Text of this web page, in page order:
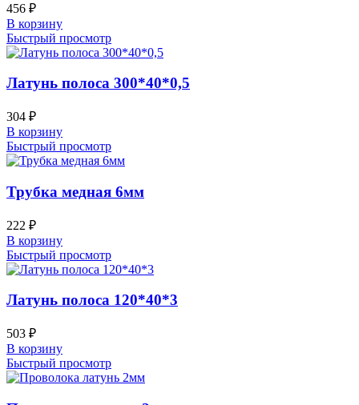
456 ₽
В корзину
Быстрый просмотр
Латунь полоса 300*40*0,5
304 ₽
В корзину
Быстрый просмотр
Трубка медная 6мм
222 ₽
В корзину
Быстрый просмотр
Латунь полоса 120*40*3
503 ₽
В корзину
Быстрый просмотр